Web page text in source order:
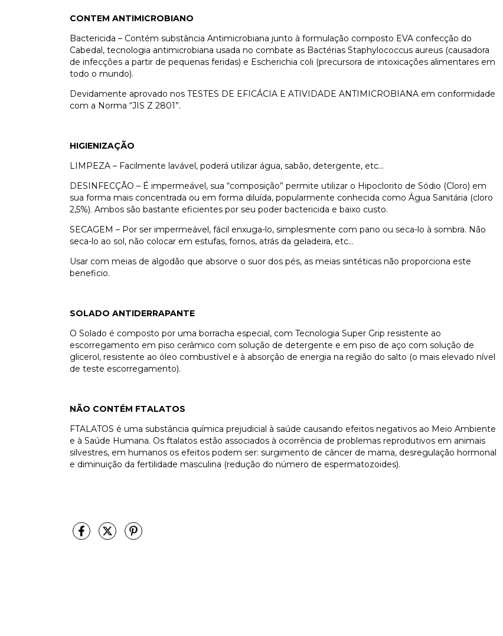
CONTEM ANTIMICROBIANO
Bactericida – Contém substância Antimicrobiana junto à formulação composto EVA confecção do
Cabedal, tecnologia antimicrobiana usada no combate as Bactérias Staphylococcus aureus (causadora
de infecções a partir de pequenas feridas) e Escherichia coli (precursora de intoxicações alimentares em
todo o mundo).
Devidamente aprovado nos TESTES DE EFICÁCIA E ATIVIDADE ANTIMICROBIANA em conformidade
com a Norma “JIS Z 2801”.
HIGIENIZAÇÃO
LIMPEZA – Facilmente lavável, poderá utilizar água, sabão, detergente, etc…
DESINFECÇÃO – É impermeável, sua “composição” permite utilizar o Hipoclorito de Sódio (Cloro) em
sua forma mais concentrada ou em forma diluída, popularmente conhecida como Água Sanitária (cloro
2,5%). Ambos são bastante eficientes por seu poder bactericida e baixo custo.
SECAGEM – Por ser impermeável, fácil enxuga-lo, simplesmente com pano ou seca-lo à sombra. Não
seca-lo ao sol, não colocar em estufas, fornos, atrás da geladeira, etc…
Usar com meias de algodão que absorve o suor dos pés, as meias sintéticas não proporciona este
beneficio.
SOLADO ANTIDERRAPANTE
O Solado é composto por uma borracha especial, com Tecnologia Super Grip resistente ao
escorregamento em piso cerâmico com solução de detergente e em piso de aço com solução de
glicerol, resistente ao óleo combustível e à absorção de energia na região do salto (o mais elevado nível
de teste escorregamento).
NÃO CONTÉM FTALATOS
FTALATOS é uma substância química prejudicial à saúde causando efeitos negativos ao Meio Ambiente
e à Saúde Humana. Os ftalatos estão associados à ocorrência de problemas reprodutivos em animais
silvestres, em humanos os efeitos podem ser: surgimento de câncer de mama, desregulação hormonal
e diminuição da fertilidade masculina (redução do número de espermatozoides).